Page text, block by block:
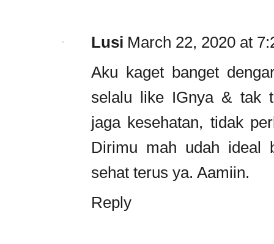
Lusi March 22, 2020 at
Aku kaget banget
selalu like IGnya & tak
jaga kesehatan, tidak
Dirimu mah udah ideal
sehat terus ya. Aamiin.
Reply